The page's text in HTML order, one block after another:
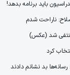
باید برنامه بدهد!
ناراحت شدم
کرد
بد نشانم دادند